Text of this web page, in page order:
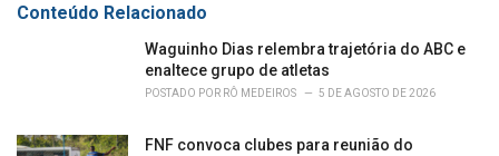
iConteúdo Relacionado
Waguinho Dias relembra trajetória do ABC e
enaltece grupo de atletas
POSTADO POR RÔ MEDEIROS 5 DE AGOSTO DE 2026
FNF convoca clubes para reunião do